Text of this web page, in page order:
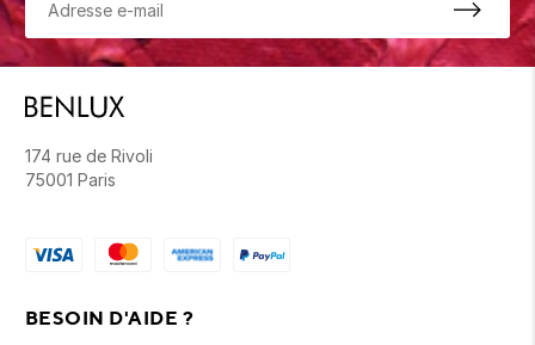
174 rue de Rivoli
75001 Paris
BESOIN D'AIDE ?